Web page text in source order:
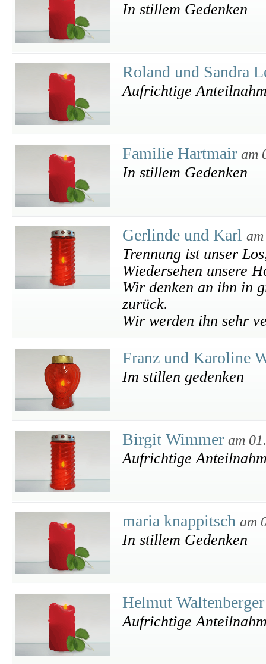
In stillem Gedenken
Roland und Sandra
Aufrichtige
Familie Hartmair am
In stillem Gedenken
Gerlinde und Karl
Trennung ist unser
Wiedersehen unsere
Wir denken an ihn in
zurück.
Wir werden ihn sehr
Franz und Karoline
Im stillen gedenken
Birgit Wimmer am
Aufrichtige
maria knappitsch am
In stillem Gedenken
Helmut
Aufrichtige